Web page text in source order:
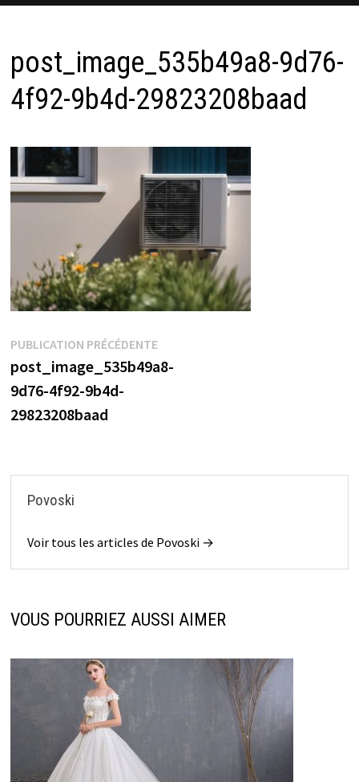
post_image_535b49a8-9d76-
4f92-9b4d-29823208baad
Navigation
de
l’article
PUBLICATION PRÉCÉDENTEPublication
précédente :
post_image_535b49a8-
9d76-4f92-9b4d-
29823208baad
Povoski
Voir tous les articles de Povoski →
VOUS POURRIEZ AUSSI AIMER